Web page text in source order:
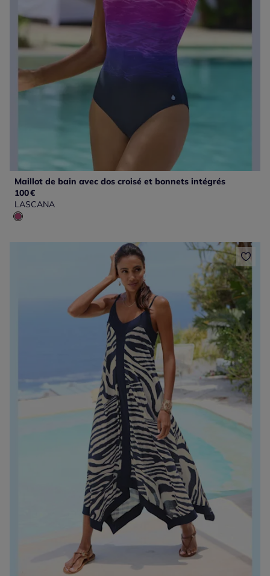
Maillot de bain avec dos croisé et bonnets intégrés
100€
LASCANA